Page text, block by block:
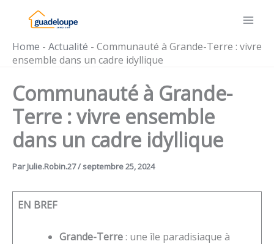
Home - Actualité - Communauté à Grande-Terre : vivre
ensemble dans un cadre idyllique
Communauté à Grande-
Terre : vivre ensemble
dans un cadre idyllique
ParJulie.Robin.27/ septembre 25, 2024
EN BREF
Grande-Terre : une île paradisiaque à